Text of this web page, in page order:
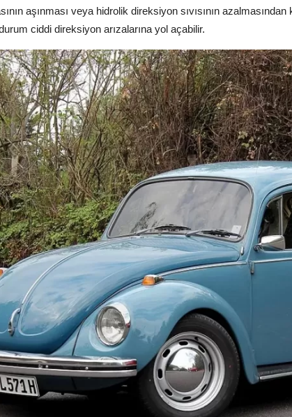
aşınması veya hidrolik direksiyon sıvısının
ciddi direksiyon arızalarına yol açabilir.